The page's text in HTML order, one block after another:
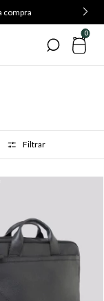
compra
0
Filtrar